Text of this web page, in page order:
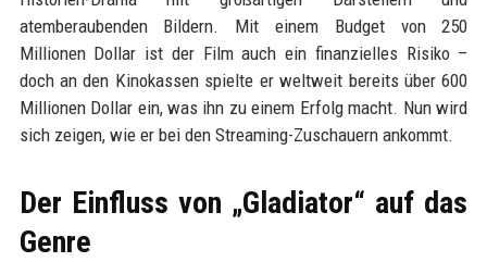
atemberaubenden Bildern. Mit einem Budget von 250
Millionen Dollar ist der Film auch ein finanzielles Risiko –
doch an den Kinokassen spielte er weltweit bereits über 600
Millionen Dollar ein, was ihn zu einem Erfolg macht. Nun wird
sich zeigen, wie er bei den Streaming-Zuschauern ankommt.
Der Einfluss von „Gladiator“ auf das
Genre